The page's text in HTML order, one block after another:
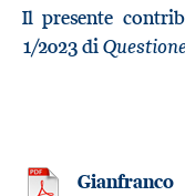
Il presente
1/2023 di